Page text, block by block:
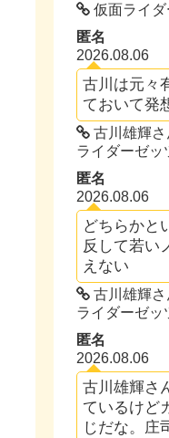
仮面ライ
匿名
2026.08.06
古川は元々
ておいて発
古川雄輝
ライダーゼッ
匿名
2026.08.06
どちらかと
反して若い
えない
古川雄輝
ライダーゼッ
匿名
2026.08.06
古川雄輝さ
ているけど
じだな。庄